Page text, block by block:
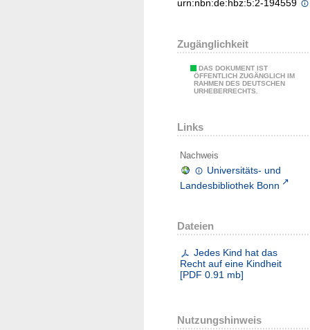
urn:nbn:de:hbz:5:2-194559
Zugänglichkeit
DAS DOKUMENT IST
ÖFFENTLICH ZUGÄNGLICH IM
RAHMEN DES DEUTSCHEN
URHEBERRECHTS.
Links
Nachweis
Universitäts- und
Landesbibliothek Bonn
Dateien
Jedes Kind hat das
Recht auf eine Kindheit
[PDF 0.91 mb]
Nutzungshinweis